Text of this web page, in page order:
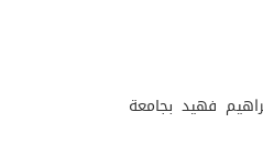
فهيد بجامعة